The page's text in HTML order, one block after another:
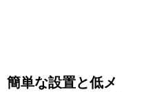
簡単な設置と低メ